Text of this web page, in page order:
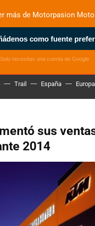
DEPORTIVAS
Trail España Europa
sus
2014
más de Motorpasion
como fuente
Solo necesitas una cuenta de Google